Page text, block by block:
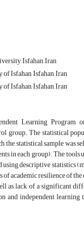
Isfahan, Iran
Isfahan, Isfahan, Iran
Isfahan, Isfahan, Iran
Learning Program
group. The statistical
statistical sample was
in each group). The tools
descriptive statistics
academic resilience of
as lack of a significant
and independent